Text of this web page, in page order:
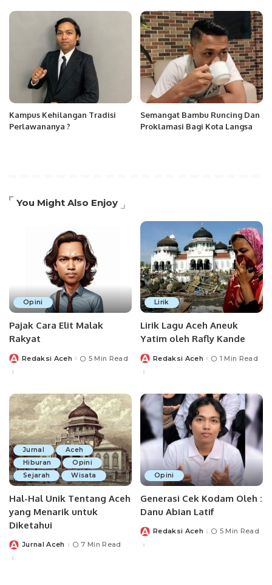
Kampus Kehilangan Tradisi
Perlawananya ?
Semangat Bambu Runcing Dan
Proklamasi Bagi Kota Langsa
You Might Also Enjoy
Opini
Pajak Cara Elit Malak
Rakyat
PostedRedaksi Aceh 5 Min Read
Lirik
Lirik Lagu Aceh Aneuk
Yatim oleh Rafly Kande
PostedRedaksi Aceh 1 Min Read
Jurnal
Aceh
Hiburan
Opini
Sejarah
Wisata
Hal-Hal Unik Tentang Aceh
yang Menarik untuk
Diketahui
PostedJurnal Aceh 7 Min Read
Opini
Generasi Cek Kodam Oleh :
Danu Abian Latif
PostedRedaksi Aceh 5 Min Read